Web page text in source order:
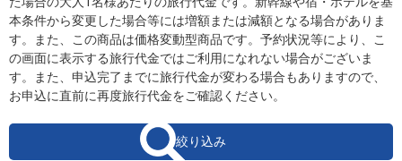
本条件から変更した場合等には増額または減額となる場合がありま
す。また、この商品は価格変動型商品です。予約状況等により、こ
の画面に表示する旅行代金ではご利用になれない場合がございま
す。また、申込完了までに旅行代金が変わる場合もありますので、
お申込に直前に再度旅行代金をご確認ください。
絞り込み